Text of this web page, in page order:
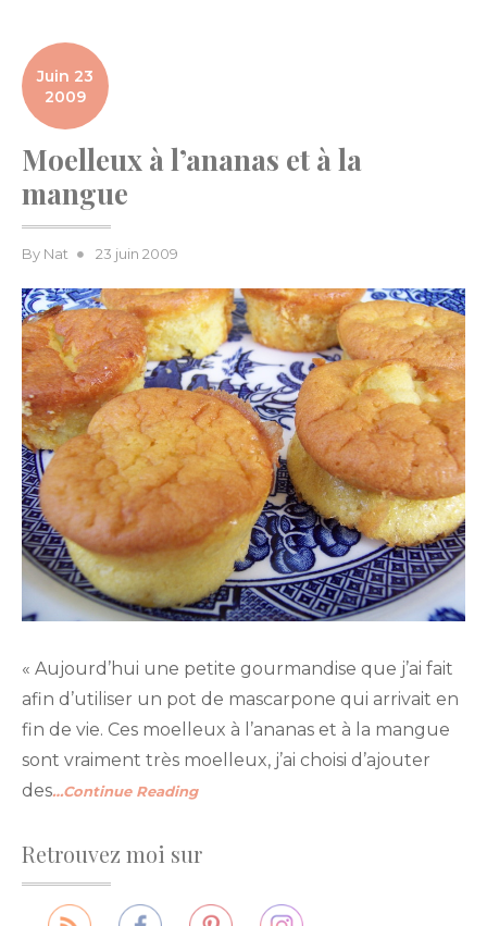
Juin 23
2009
Moelleux à l’ananas et à la
mangue
By Nat
Posted
23 juin 2009
« Aujourd’hui une petite gourmandise que j’ai fait
afin d’utiliser un pot de mascarpone qui arrivait en
fin de vie. Ces moelleux à l’ananas et à la mangue
sont vraiment très moelleux, j’ai choisi d’ajouter
des…Continue Reading
Retrouvez moi sur